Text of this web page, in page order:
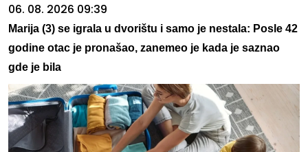
06. 08. 2026 09:39
Marija (3) se igrala u dvorištu i samo je nestala: Posle 42
godine otac je pronašao, zanemeo je kada je saznao
gde je bila